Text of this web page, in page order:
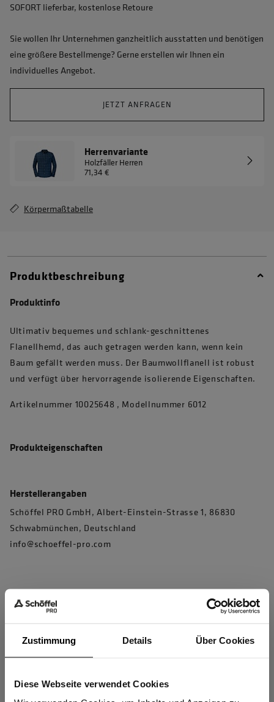
Zustimmung Details Über Cookies
Diese Webseite verwendet Cookies
SOFORT lieferbar, kostenlose Retoure
Sie wollen Ihr Unternehmen ganzheitlich ausstatten und benötigen
eine größere Bestellmenge? Gerne erstellen wir Ihnen ein
individuelles Angebot.
JETZT ANFRAGEN
Herrenvariante
Holzfäller Herren
71,34 €
Körpermaßtabelle
Produktbeschreibung
Produktinfo
Ultimativ bequemes und schlank-geschnittenes
Flanellhemd, das auch getragen werden kann, wenn kein
Baum gefällt werden muss. Der Baumwollflanell ist robust
und verfügt über hervorragende isolierende Eigenschaften.
Artikelnummer 10025648 , Modellnummer 6012
Produkteigenschaften
Herstellerangaben
Schöffel PRO GmbH, Albert-Einstein-Strasse 1, 86830
Schwabmünchen, Deutschland
info@schoeffel-pro.com
Materialeigenschaften
Sind Sie